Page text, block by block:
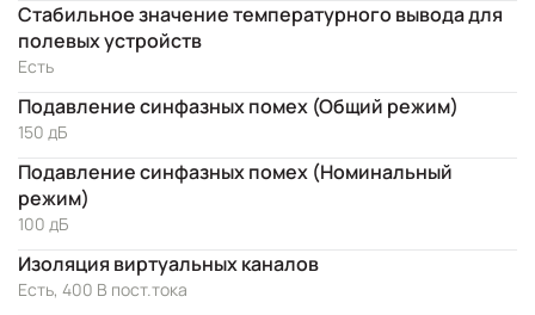
Стабильное значение температурного вывода для
полевых устройств
Есть
Подавление синфазных помех (Общий режим)
150 дБ
Подавление синфазных помех (Номинальный
режим)
100 дБ
Изоляция виртуальных каналов
Есть, 400 В пост.тока